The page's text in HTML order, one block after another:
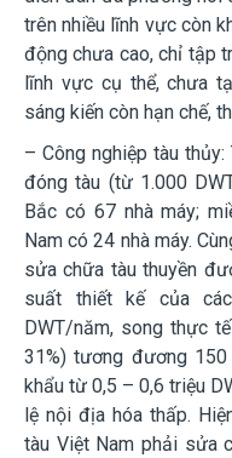
trên nhiều lĩnh vực còn
động chưa cao, chỉ tập
lĩnh vực cụ thể, chưa
sáng kiến còn hạn chế,
– Công nghiệp tàu thủy:
đóng tàu (từ 1.000
Bắc có 67 nhà máy;
Nam có 24 nhà máy.
sửa chữa tàu thuyền
suất thiết kế của
DWT/năm, song thực
31%) tương đương
khẩu từ 0,5 – 0,6 triệu
lệ nội địa hóa thấp.
tàu Việt Nam phải sửa